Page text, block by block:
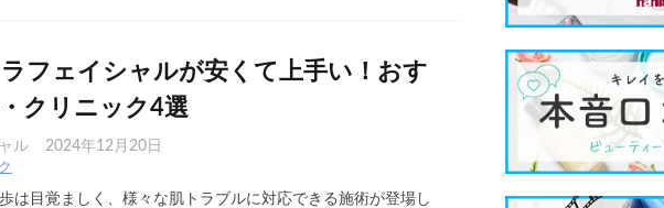
フェイシャルが安くて上手い！おす
クリニック4選
ル 2024年12月20日
は目覚ましく、様々な肌トラブルに対応できる施術が登場し